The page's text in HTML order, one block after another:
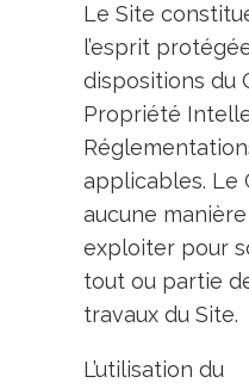
Le Site
l’esprit
dispositions du
Propriété
applicables. Le
aucune
exploiter pour
tout ou partie
travaux du Site.
L’utilisation du